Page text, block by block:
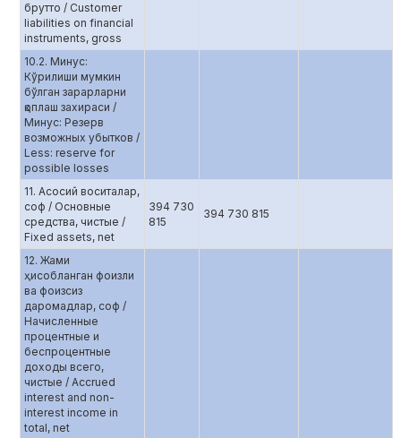
брутто / Customer
liabilities on financial
instruments, gross
10.2. Минус:
Кўрилиши мумкин
бўлган зарарларни
қоплаш захираси /
Минус: Резерв
возможных убытков /
Less: reserve for
possible losses
11. Асосий воситалар,
соф / Основные
средства, чистые /
Fixed assets, net
394 730
815
394 730 815
12. Жами
ҳисобланган фоизли
ва фоизсиз
даромадлар, соф /
Начисленные
процентные и
беспроцентные
доходы всего,
чистые / Accrued
interest and non-
interest income in
total, net